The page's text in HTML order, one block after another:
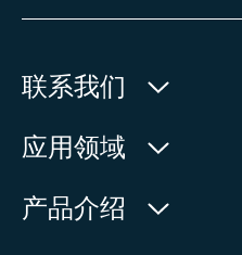
联系我们
欧玛执行器(中国)有限公司
人民北路171号
应用领域
水利
产品介绍